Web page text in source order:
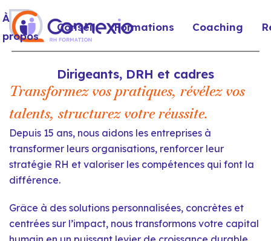
À
propos
Conseil Formations Coaching
Dirigeants, DRH et cadres
Transformez vos pratiques, révélez vos
talents, structurez votre réussite.
Depuis 15 ans, nous aidons les entreprises à
transformer leurs organisations, renforcer leur
stratégie RH et valoriser les compétences qui font la
différence.
Grâce à des solutions personnalisées, concrètes et
centrées sur l’impact, nous transformons votre capital